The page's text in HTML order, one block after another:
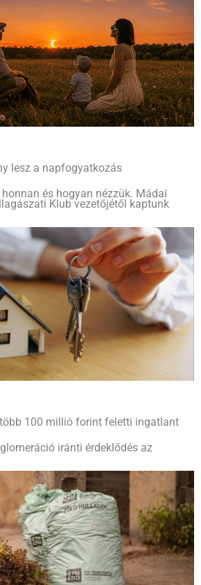
lesz a napfogyatkozás
és hogyan nézzük. Mádai
Klub vezetőjétől kaptunk
100 millió forint feletti ingatlant
iránti érdeklődés az